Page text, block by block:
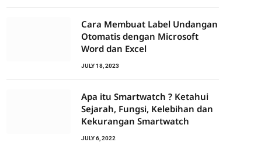
Cara Membuat Label Undangan
Otomatis dengan Microsoft
Word dan Excel
JULY 18, 2023
Apa itu Smartwatch ? Ketahui
Sejarah, Fungsi, Kelebihan dan
Kekurangan Smartwatch
JULY 6, 2022